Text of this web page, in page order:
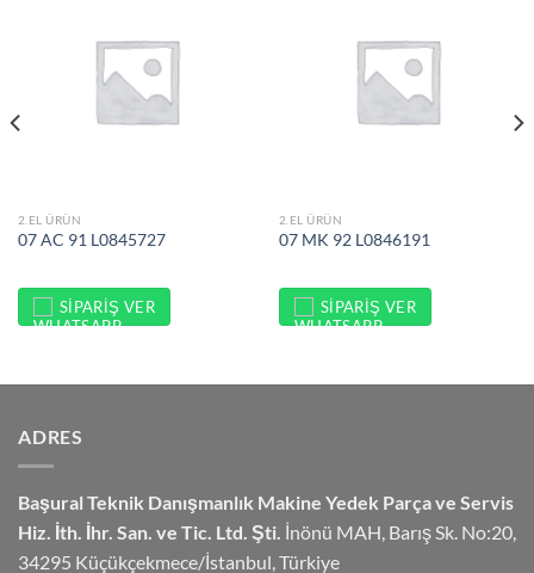
2.EL ÜRÜN
07 AC 91 L0845727
SIPARIŞ VER
2.EL ÜRÜN
07 MK 92 L0846191
SIPARIŞ VER
ADRES
Başural Teknik Danışmanlık Makine Yedek Parça ve Servis
Hiz. İth. İhr. San. ve Tic. Ltd. Şti. İnönü MAH, Barış Sk. No:20,
34295 Küçükçekmece/İstanbul, Türkiye